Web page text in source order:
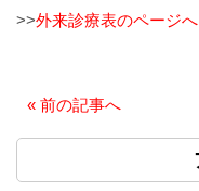
病院の特徴
経営指標（統計）
>>外来診療表のページへ
« 前の記事へ